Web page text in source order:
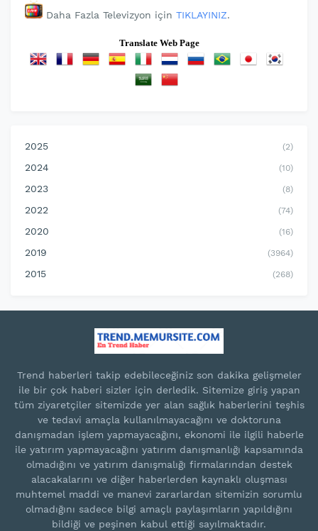
Daha Fazla Televizyon için TIKLAYINIZ.
Translate Web Page
2025 (2)
2024 (10)
2023 (8)
2022 (74)
2020 (16)
2019 (3964)
2015 (268)
Trend haberleri takip edebileceğiniz son dakika gelişmeler
ile bir çok haberi sizler için derledik. Sitemize giriş yapan
tüm ziyaretçiler sitemizde yer alan sağlık haberlerini teşhis
ve tedavi amaçla kullanılmayacağını ve doktoruna
danışmadan işlem yapmayacağını, ekonomi ile ilgili haberle
ile yatırım yapmayacağını yatırım danışmanlığı kapsamında
olmadığını ve yatırım danışmalığı firmalarından destek
alacakalarını ve diğer haberlerden kaynaklı oluşması
muhtemel maddi ve manevi zararlardan sitemizin sorumlu
olmadığını sadece bilgi amaçlı paylaşımların yapıldığını
bildiği ve peşinen kabul ettiği sayılmaktadır.